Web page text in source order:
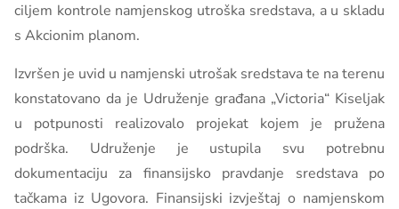
ciljem kontrole namjenskog utroška sredstava, a u skladu
s Akcionim planom.
Izvršen je uvid u namjenski utrošak sredstava te na terenu
konstatovano da je Udruženje građana „Victoria“ Kiseljak
u potpunosti realizovalo projekat kojem je pružena
podrška. Udruženje je ustupila svu potrebnu
dokumentaciju za finansijsko pravdanje sredstava po
tačkama iz Ugovora. Finansijski izvještaj o namjenskom